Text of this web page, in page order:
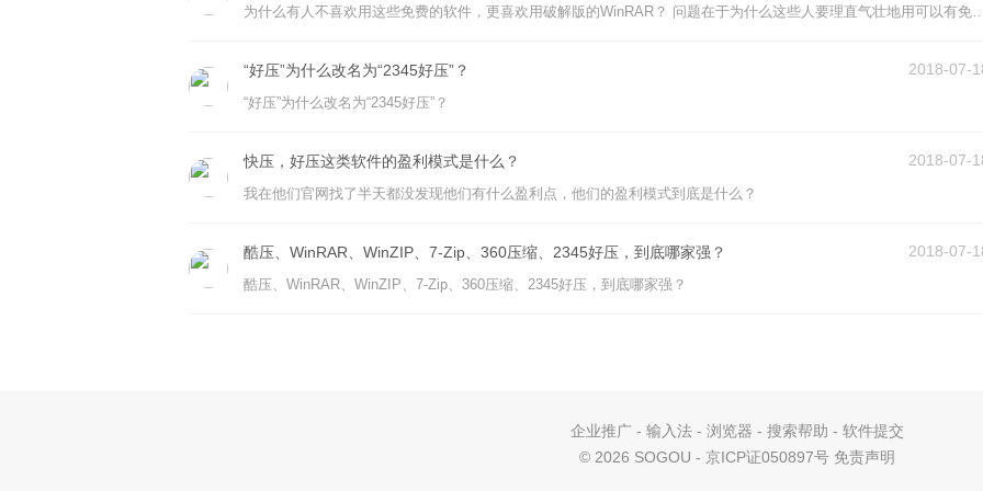
为什么有人不喜欢用这些免费的软件，更喜欢用破解版的WinRAR？ 问题在于为什么这些人要理直气壮地用可以有免费替代品（例如7zip）的盗版软件？ 而且盗版的破解软件安全性值得怀疑，我知
“好压”为什么改名为“2345好压”？
“好压”为什么改名为“2345好压”？
2018-07-
快压，好压这类软件的盈利模式是什么？
我在他们官网找了半天都没发现他们有什么盈利点，他们的盈利模式到底是什么？
2018-07-
酷压、WinRAR、WinZIP、7-Zip、360压缩、2345好压，到底哪家强？
酷压、WinRAR、WinZIP、7-Zip、360压缩、2345好压，到底哪家强？
2018-07-
企业推广 - 输入法 - 浏览器 - 搜索帮助 - 软件提交
© 2026 SOGOU - 京ICP证050897号 免责声明